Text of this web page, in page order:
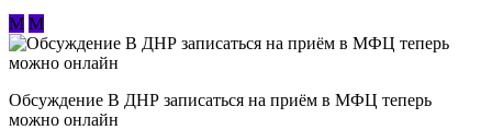
М М
Обсуждение В ДНР записаться на приём в МФЦ теперь
можно онлайн